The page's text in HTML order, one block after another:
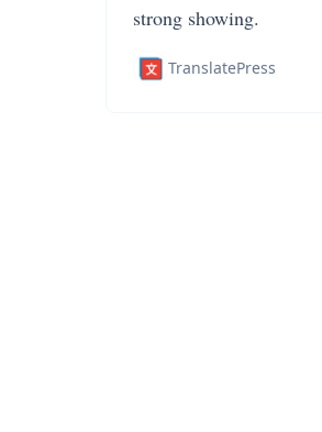
strong showing.
TranslatePress